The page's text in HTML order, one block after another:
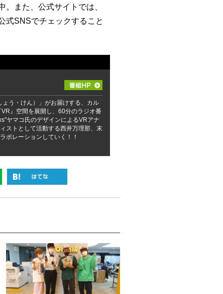
。また、公式サイトでは、
式SNSでチェックすること
う・けん）」がお届けする、カル
』空間を展開し、60分のラジオ番
ヤマコ氏のデザインによるVRアナ
ストとして活動する西井万理那、末
ボレーションしていく！！